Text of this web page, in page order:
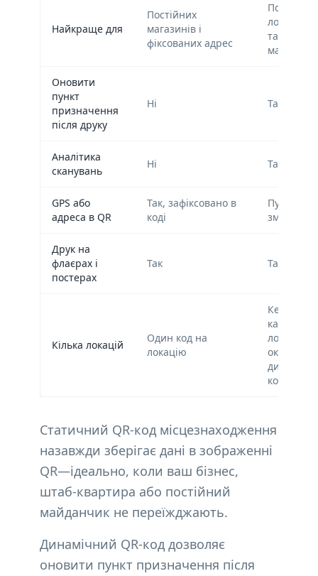
Найкраще для
Постійних
магазинів і
фіксованих адрес
Подій,
локації,
та
Оновити
пункт
призначення
після друку
Ні Так
Аналітика
сканувань
Ні Так
GPS або
адреса в QR
Так, зафіксовано в
коді
Пункт
Друк на
флаєрах і
постерах
Так Так
Кілька локацій
Один код на
локацію
Керуйте
локаціями
окремими
кодами
Статичний QR-код місцезнаходження
назавжди зберігає дані в зображенні
QR—ідеально, коли ваш бізнес,
штаб-квартира або постійний
майданчик не переїжджають.
Динамічний QR-код дозволяє
оновити пункт призначення після